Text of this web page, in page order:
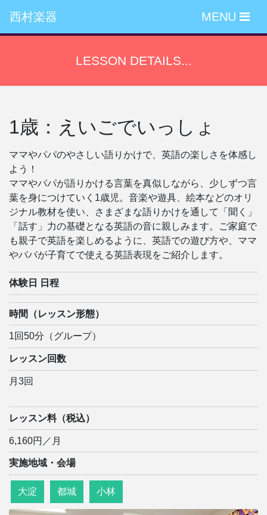
西村楽器 MENU
LESSON DETAILS...
1歳：えいごでいっしょ
ママやパパのやさしい語りかけで、英語の楽しさを体感し
よう！
ママやパパが語りかける言葉を真似しながら、少しずつ言
葉を身につけていく1歳児。音楽や遊具、絵本などのオリ
ジナル教材を使い、さまざまな語りかけを通して「聞く」
「話す」力の基礎となる英語の音に親しみます。ご家庭で
も親子で英語を楽しめるように、英語での遊び方や、ママ
やパパが子育てで使える英語表現をご紹介します。
体験日 日程
時間（レッスン形態）
1回50分（グループ）
レッスン回数
月3回
レッスン料（税込）
6,160円／月
実施地域・会場
大淀 都城 小林